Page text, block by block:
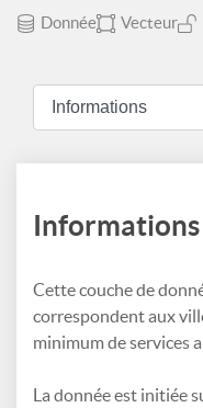
Donnée Vecteur
Informations
Cette couche de
correspondent aux
minimum de services
La donnée est initiée